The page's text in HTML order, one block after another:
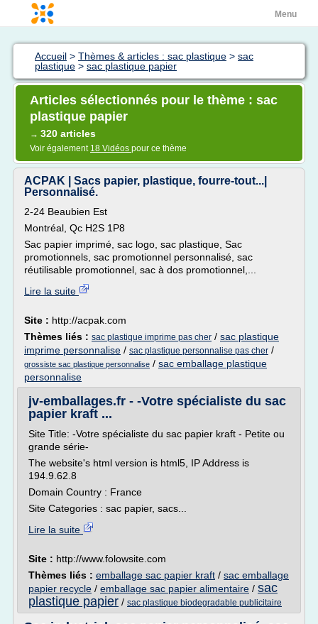
Menu
Accueil > Thèmes & articles : sac plastique > sac
plastique > sac plastique papier
Articles sélectionnés pour le thème : sac
plastique papier
→ 320 articles
Voir également 18 Vidéos pour ce thème
ACPAK | Sacs papier, plastique, fourre-tout...|
Personnalisé.
2-24 Beaubien Est
Montréal, Qc H2S 1P8
Sac papier imprimé, sac logo, sac plastique, Sac
promotionnels, sac promotionnel personnalisé, sac
réutilisable promotionnel, sac à dos promotionnel,...
Lire la suite
Site : http://acpak.com
Thèmes liés : sac plastique imprime pas cher / sac plastique
imprime personnalise / sac plastique personnalise pas cher /
grossiste sac plastique personnalise / sac emballage plastique
personnalise
jv-emballages.fr - -Votre spécialiste du sac
papier kraft ...
Site Title: -Votre spécialiste du sac papier kraft - Petite ou
grande série-
The website's html version is html5, IP Address is
194.9.62.8
Domain Country : France
Site Categories : sac papier, sacs...
Lire la suite
Site : http://www.folowsite.com
Thèmes liés : emballage sac papier kraft / sac emballage
papier recycle / emballage sac papier alimentaire / sac
plastique papier / sac plastique biodegradable publicitaire